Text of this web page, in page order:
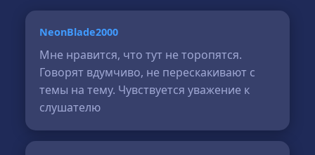
NeonBlade2000
Мне нравится, что тут не торопятся.
Говорят вдумчиво, не перескакивают с
темы на тему. Чувствуется уважение к
слушателю